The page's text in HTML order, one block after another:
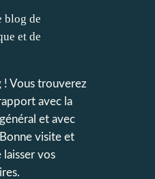
! Vous trouverez
avec la
et avec
visite et
laisser vos